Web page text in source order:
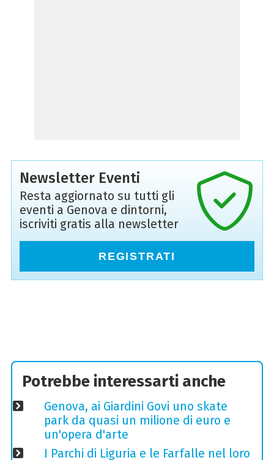
Newsletter Eventi
Resta aggiornato su tutti gli
eventi a Genova e dintorni,
iscriviti gratis alla newsletter
REGISTRATI
Potrebbe interessarti anche
Genova, ai Giardini Govi uno skate
park da quasi un milione di euro e
un'opera d'arte
I Parchi di Liguria e le Farfalle nel loro